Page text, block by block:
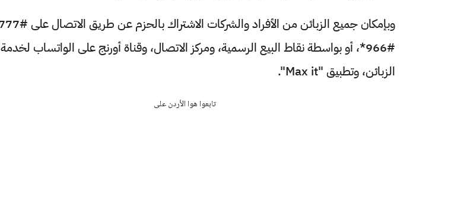
#966*، أو بواسطة نقاط البيع الرسمية، ومركز الاتصال، وقناة أورنج على الواتساب لخدمة
الزبائن، وتطبيق "Max it".
تابعوا هوا الأردن على